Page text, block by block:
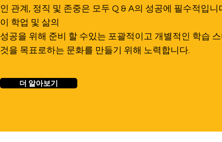
인 관계, 정직 및 존중은 모두 Q & A의 성공에 필수적입니
이 학업 및 삶의
성공을 위해 준비 할 수있는 포괄적이고 개별적인 학습
것을 목표로하는 문화를 만들기 위해 노력합니다.
더 알아보기